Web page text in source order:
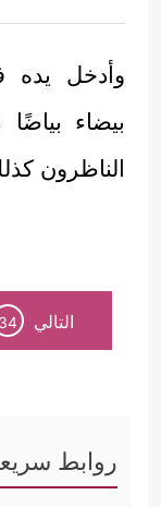
وأدخل يده
بيضاء
الناظرون
التالي 34
روابط